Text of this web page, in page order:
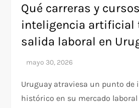
Qué carreras y
inteligencia artificial
salida laboral en
Uruguay atraviesa un punto de
histórico en su mercado